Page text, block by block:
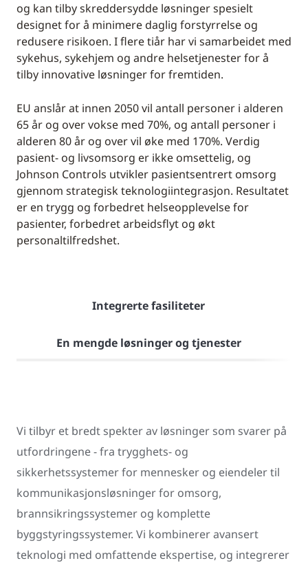
og kan tilby skreddersydde løsninger spesielt
designet for å minimere daglig forstyrrelse og
redusere risikoen. I flere tiår har vi samarbeidet med
sykehus, sykehjem og andre helsetjenester for å
tilby innovative løsninger for fremtiden.
EU anslår at innen 2050 vil antall personer i alderen
65 år og over vokse med 70%, og antall personer i
alderen 80 år og over vil øke med 170%. Verdig
pasient- og livsomsorg er ikke omsettelig, og
Johnson Controls utvikler pasientsentrert omsorg
gjennom strategisk teknologiintegrasjon. Resultatet
er en trygg og forbedret helseopplevelse for
pasienter, forbedret arbeidsflyt og økt
personaltilfredshet.
Integrerte fasiliteter
En mengde løsninger og tjenester
Vi tilbyr et bredt spekter av løsninger som svarer på
utfordringene - fra trygghets- og
sikkerhetssystemer for mennesker og eiendeler til
kommunikasjonsløsninger for omsorg,
brannsikringssystemer og komplette
byggstyringssystemer. Vi kombinerer avansert
teknologi med omfattende ekspertise, og integrerer